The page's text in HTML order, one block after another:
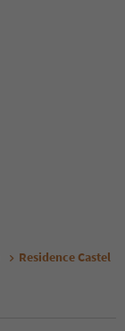
Residence Castel